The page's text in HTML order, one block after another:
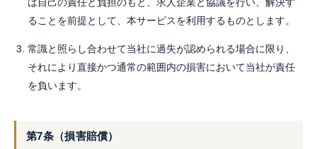
は自己の責任と負担のもと、求人企業と協議を行い、解決す
ることを前提として、本サービスを利用するものとします。
常識と照らし合わせて当社に過失が認められる場合に限り、
それにより直接かつ通常の範囲内の損害において当社が責任
を負います。
第7条（損害賠償）